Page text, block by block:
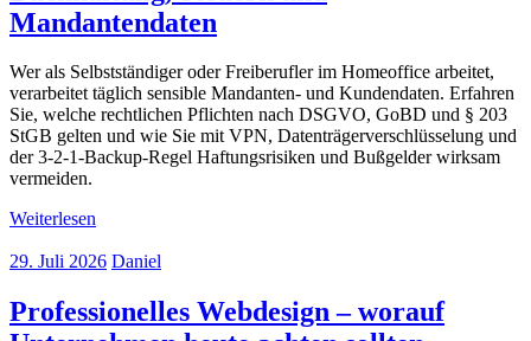
Mandantendaten
Wer als Selbstständiger oder Freiberufler im Homeoffice arbeitet,
verarbeitet täglich sensible Mandanten- und Kundendaten. Erfahren
Sie, welche rechtlichen Pflichten nach DSGVO, GoBD und § 203
StGB gelten und wie Sie mit VPN, Datenträgerverschlüsselung und
der 3-2-1-Backup-Regel Haftungsrisiken und Bußgelder wirksam
vermeiden.
Weiterlesen
29. Juli 2026 Daniel
Professionelles Webdesign – worauf